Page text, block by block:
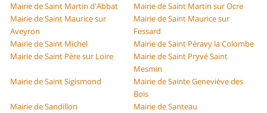
Mairie de Saint Martin d'Abbat
Mairie de Saint Martin sur Ocre
Mairie de Saint Maurice sur
Aveyron
Mairie de Saint Maurice sur
Fessard
Mairie de Saint Michel
Mairie de Saint Péravy la Colombe
Mairie de Saint Père sur Loire
Mairie de Saint Pryvé Saint
Mesmin
Mairie de Saint Sigismond
Mairie de Sainte Geneviève des
Bois
Mairie de Sandillon
Mairie de Santeau